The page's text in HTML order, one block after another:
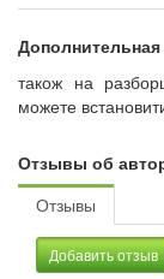
також на
можете
Отзывы об
Отзывы
Добавить отзыв